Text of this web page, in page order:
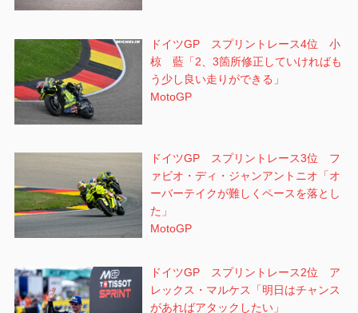
ドイツGP スプリントレース4位 小
椋 藍「2、3箇所修正していければも
う少し良い走りができる」
MotoGP
ドイツGP スプリントレース3位 フ
ァビオ・ディ・ジャンアントニオ「オ
ーバーテイクが難しくペースを落とし
た」
MotoGP
ドイツGP スプリントレース2位 ア
レックス・マルケス「明日はチャンス
があればアタックしたい」